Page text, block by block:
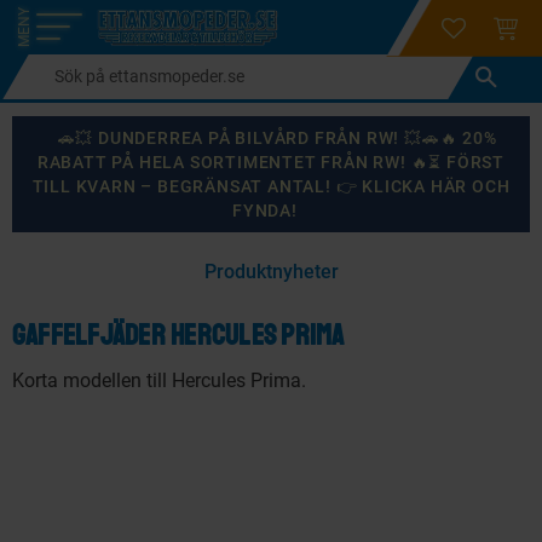
Meny
login
🚗💥 DUNDERREA PÅ BILVÅRD FRÅN RW! 💥🚗🔥 20%
RABATT PÅ HELA SORTIMENTET FRÅN RW! 🔥⏳ FÖRST
TILL KVARN – BEGRÄNSAT ANTAL! 👉 KLICKA HÄR OCH
FYNDA!
KANSKE NÅGON AV DESSA PRODUKTER KAN INTRESSERA
DIG?
Produktnyheter
Gaffelfjäder Hercules Prima
Korta modellen till Hercules Prima.